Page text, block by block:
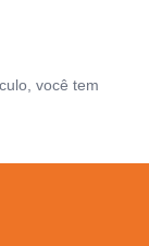
você tem